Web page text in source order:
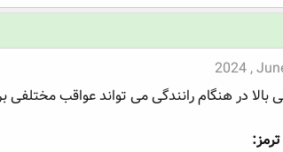
2024 ,
در هنگام رانندگی می تواند عواقب مختلفی